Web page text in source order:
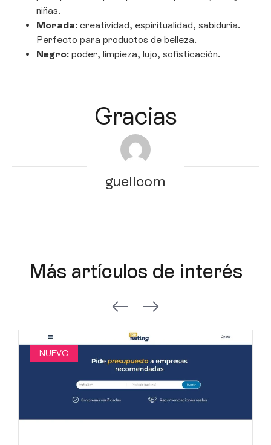
niñas.
Morada: creatividad, espiritualidad, sabiduría.
Perfecto para productos de belleza.
Negro: poder, limpieza, lujo, sofisticación.
Gracias
guellcom
Más artículos de interés
NUEVO